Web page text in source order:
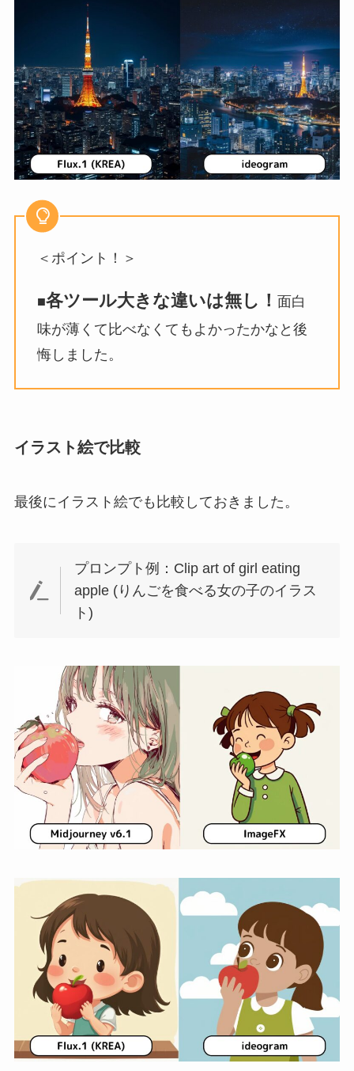
＜ポイント！＞
■各ツール大きな違いは無し！ 面白
味が薄くて比べなくてもよかったかなと後
悔しました。
イラスト絵で比較
最後にイラスト絵でも比較しておきました。
プロンプト例：Clip art of girl eating
apple (りんごを食べる女の子のイラス
ト)